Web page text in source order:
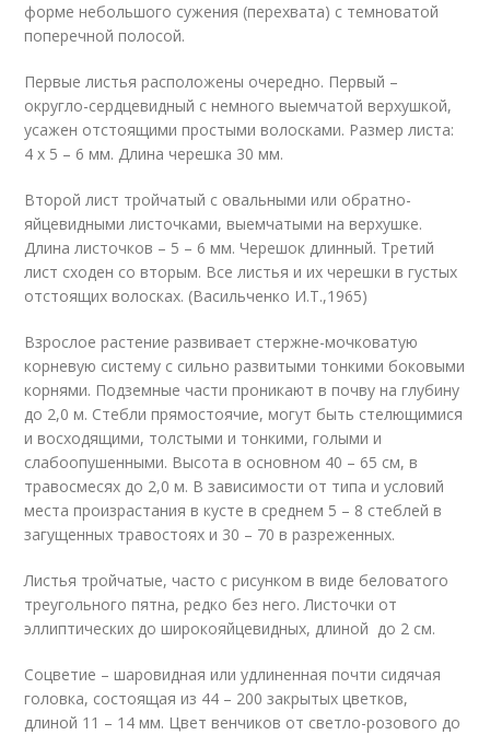
форме небольшого сужения (перехвата) с темноватой
поперечной полосой.
Первые листья расположены очередно. Первый –
округло-сердцевидный с немного выемчатой верхушкой,
усажен отстоящими простыми волосками. Размер листа:
4 х 5 – 6 мм. Длина черешка 30 мм.
Второй лист тройчатый с овальными или обратно-
яйцевидными листочками, выемчатыми на верхушке.
Длина листочков – 5 – 6 мм. Черешок длинный. Третий
лист сходен со вторым. Все листья и их черешки в густых
отстоящих волосках. (Васильченко И.Т.,1965)
Взрослое растение развивает стержне-мочковатую
корневую систему с сильно развитыми тонкими боковыми
корнями. Подземные части проникают в почву на глубину
до 2,0 м. Стебли прямостоячие, могут быть стелющимися
и восходящими, толстыми и тонкими, голыми и
слабоопушенными. Высота в основном 40 – 65 см, в
травосмесях до 2,0 м. В зависимости от типа и условий
места произрастания в кусте в среднем 5 – 8 стеблей в
загущенных травостоях и 30 – 70 в разреженных.
Листья тройчатые, часто с рисунком в виде беловатого
треугольного пятна, редко без него. Листочки от
эллиптических до широкояйцевидных, длиной до 2 см.
Соцветие – шаровидная или удлиненная почти сидячая
головка, состоящая из 44 – 200 закрытых цветков,
длиной 11 – 14 мм. Цвет венчиков от светло-розового до